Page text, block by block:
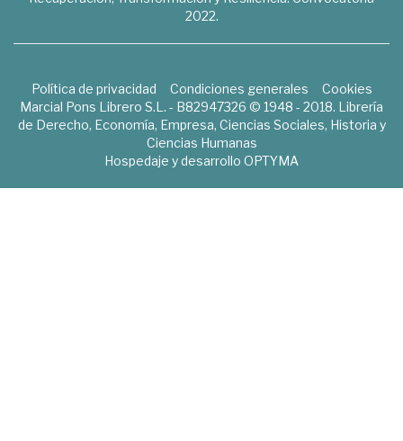
2022.
Política de privacidad Condiciones generales
Cookies
Marcial Pons Librero S.L. - B82947326 © 1948 - 2018. Librería
de Derecho, Economía, Empresa, Ciencias Sociales, Historia y
Ciencias Humanas
Hospedaje y desarrollo OPTYMA